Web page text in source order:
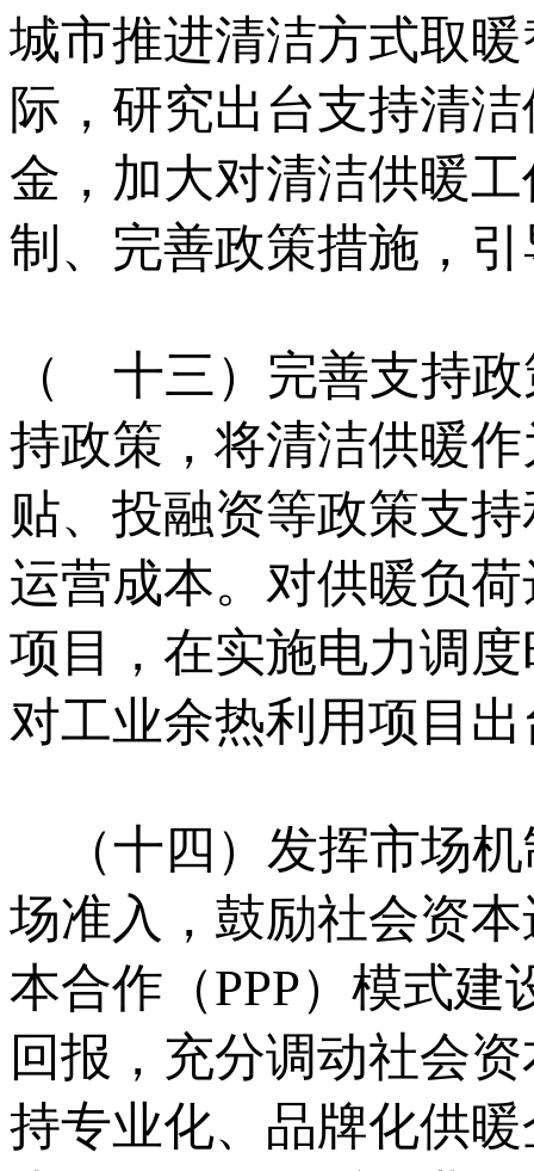
城市推进清洁方式取
际，研究出台支持清
金，加大对清洁供暖
制、完善政策措施，
（ 十三）完善支持
持政策，将清洁供暖
贴、投融资等政策支
运营成本。对供暖负
项目，在实施电力调
对工业余热利用项目
（十四）发挥市场机
场准入，鼓励社会资
本合作（PPP）模式
回报，充分调动社会
持专业化、品牌化供